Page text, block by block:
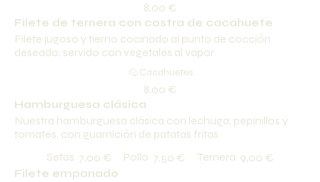
8,00 €
Filete de ternera con costra de cacahuete
Filete jugoso y tierno cocinado al punto de cocción
deseado, servido con vegetales al vapor
8,00 €
Cacahuetes
Hamburguesa clásica
Nuestra hamburguesa clásica con lechuga, pepinillos y
tomates, con guarnición de patatas fritas
Setas 7,00 € Pollo 7,50 € Ternera 9,00 €
Filete empanado